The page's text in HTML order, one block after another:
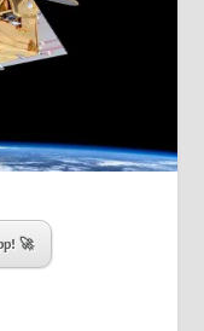
🚀